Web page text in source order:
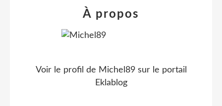
À propos
Voir le profil de Michel89sur le portail
Eklablog